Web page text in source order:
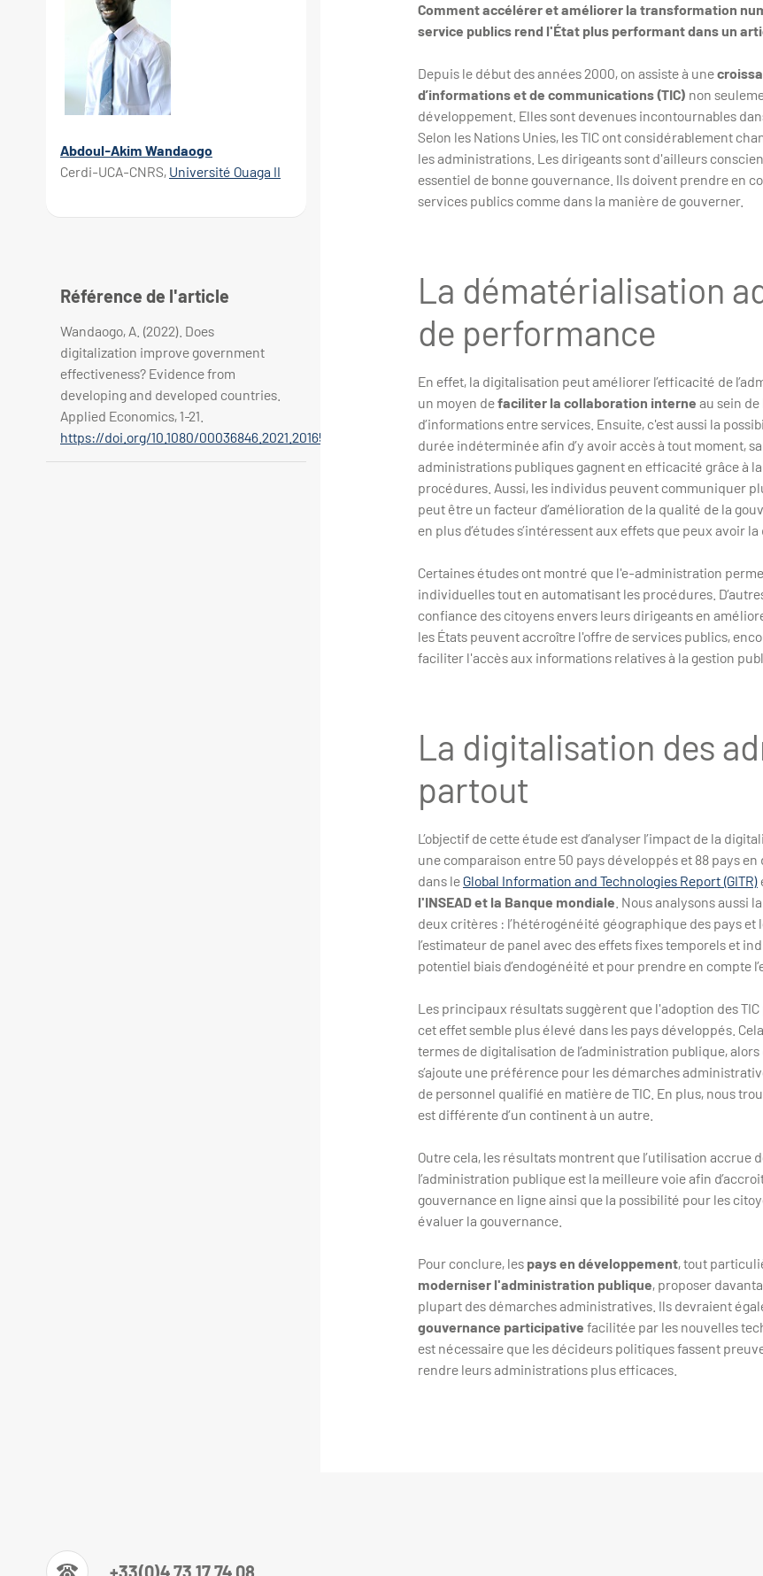
Comment accélérer et améliorer la transformation
service publics rend l'État plus performant dans un
Depuis le début des années 2000, on assiste à une
d’informations et de communications (TIC) non
développement. Elles sont devenues incontournables
Selon les Nations Unies, les TIC ont considérablement
les administrations. Les dirigeants sont d'ailleurs
essentiel de bonne gouvernance. Ils doivent prendre en
services publics comme dans la manière de gouverner.
La dématérialisation
de performance
En effet, la digitalisation peut améliorer l’efficacité de
un moyen defaciliter la collaboration interne au sein
d’informations entre services. Ensuite, c'est aussi la
durée indéterminée afin d’y avoir accès à tout moment,
administrations publiques gagnent en efficacité grâce à
procédures. Aussi, les individus peuvent communiquer
peut être un facteur d’amélioration de la qualité de la
en plus d’études s’intéressent aux effets que peux avoir
Certaines études ont montré que l'e-administration
individuelles tout en automatisant les procédures.
confiance des citoyens envers leurs dirigeants en
les États peuvent accroître l'offre de services publics,
faciliter l'accès aux informations relatives à la gestion
La digitalisation des
partout
L’objectif de cette étude est d’analyser l’impact de la
une comparaison entre 50 pays développés et 88 pays
dans leGlobal Information and Technologies Report (GITR)
l'INSEAD et la Banque mondiale . Nous analysons
deux critères : l’hétérogénéité géographique des pays
l’estimateur de panel avec des effets fixes temporels et
potentiel biais d’endogénéité et pour prendre en compte
Les principaux résultats suggèrent que l'adoption des
cet effet semble plus élevé dans les pays développés.
termes de digitalisation de l’administration publique,
s’ajoute une préférence pour les démarches
de personnel qualifié en matière de TIC. En plus, nous
est différente d’un continent à un autre.
Outre cela, les résultats montrent que l’utilisation accrue
l’administration publique est la meilleure voie afin
gouvernance en ligne ainsi que la possibilité pour les
évaluer la gouvernance.
Pour conclure, les pays en développement, tout
moderniser l'administration publique, proposer
plupart des démarches administratives. Ils devraient
gouvernance participative facilitée par les nouvelles
est nécessaire que les décideurs politiques fassent
rendre leurs administrations plus efficaces.
Abdoul-Akim Wandaogo
Cerdi-UCA-CNRS, Université Ouaga II
Référence de l'article
Wandaogo, A. (2022). Does
digitalization improve government
effectiveness? Evidence from
developing and developed countries.
Applied Economics, 1‑21.
https://doi.org/10.1080/00036846.2021.2016590